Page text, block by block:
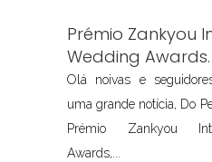
Prémio Zankyou
Wedding Awards.
Olá noivas e
uma grande notícia, Do
Prémio Zankyou
Awards,...